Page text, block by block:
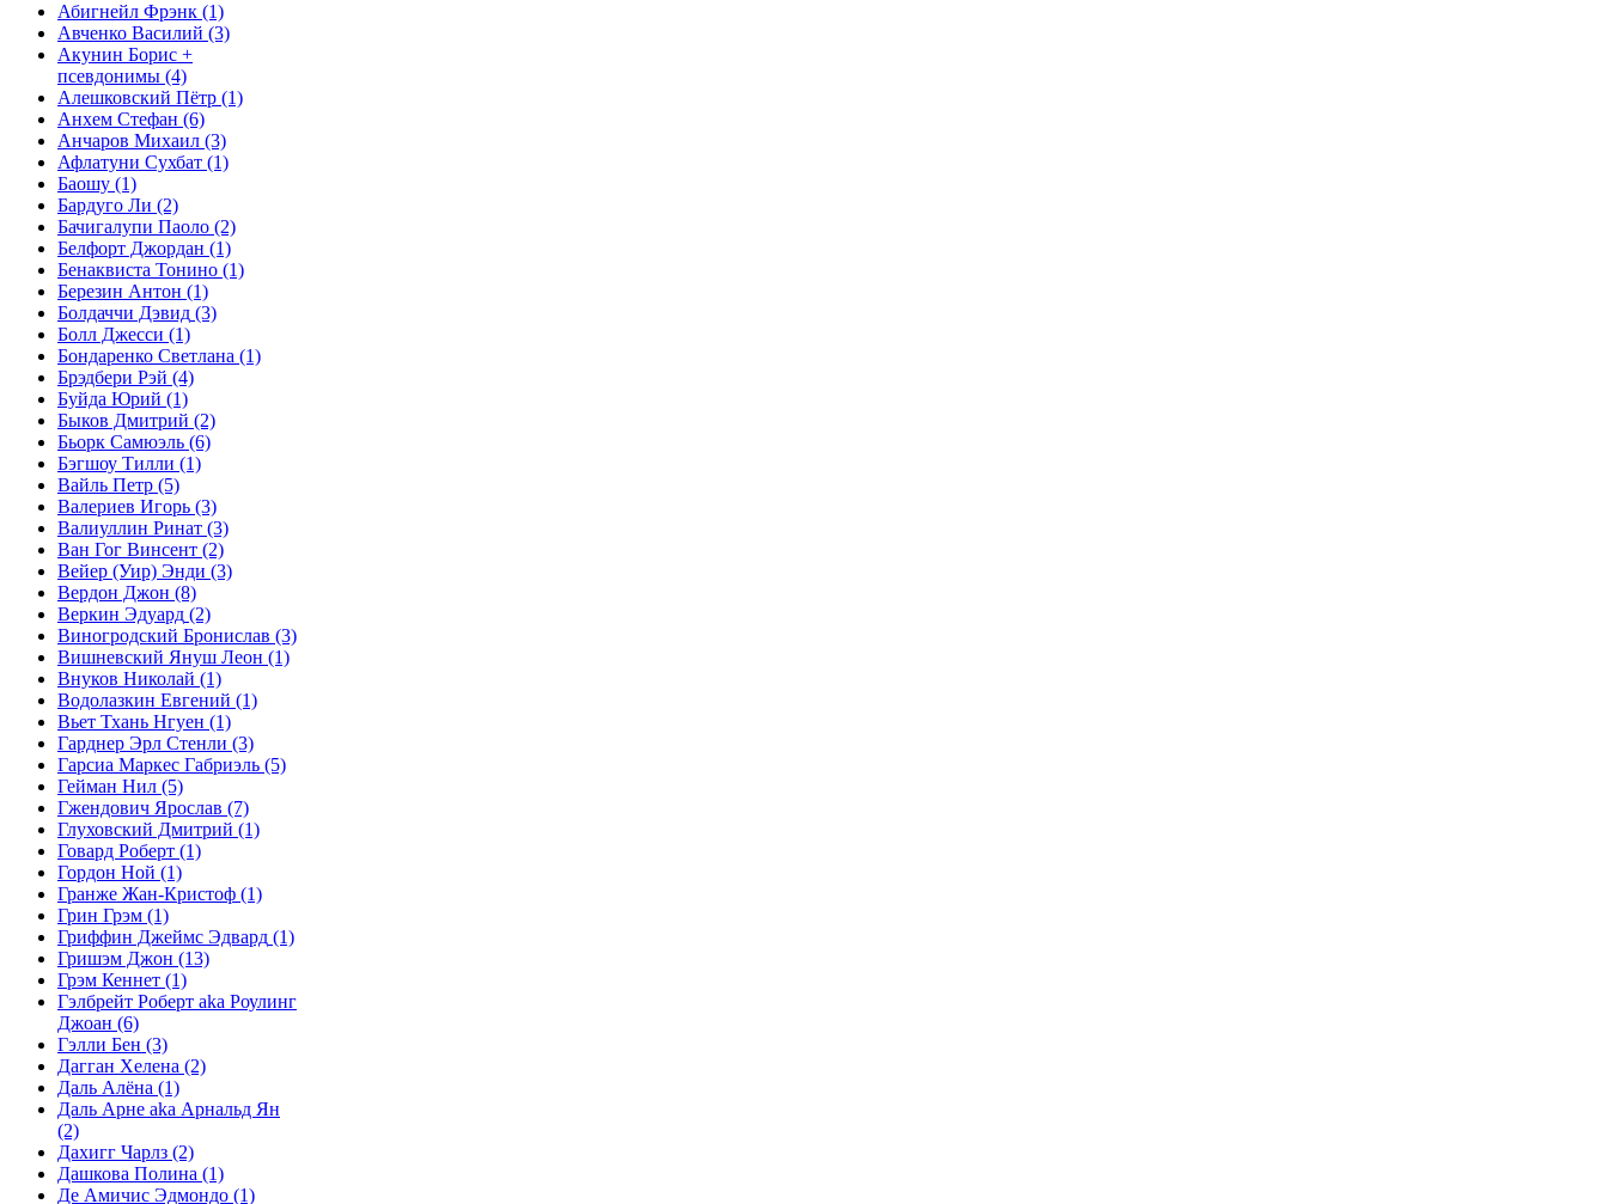
Абигнейл Фрэнк (1)
Авченко Василий (3)
Акунин Борис +
псевдонимы (4)
Алешковский Пётр (1)
Анхем Стефан (6)
Анчаров Михаил (3)
Афлатуни Сухбат (1)
Баошу (1)
Бардуго Ли (2)
Бачигалупи Паоло (2)
Белфорт Джордан (1)
Бенаквиста Тонино (1)
Березин Антон (1)
Болдаччи Дэвид (3)
Болл Джесси (1)
Бондаренко Светлана (1)
Брэдбери Рэй (4)
Буйда Юрий (1)
Быков Дмитрий (2)
Бьорк Самюэль (6)
Бэгшоу Тилли (1)
Вайль Петр (5)
Валериев Игорь (3)
Валиуллин Ринат (3)
Ван Гог Винсент (2)
Вейер (Уир) Энди (3)
Вердон Джон (8)
Веркин Эдуард (2)
Виногродский Бронислав (3)
Вишневский Януш Леон (1)
Внуков Николай (1)
Водолазкин Евгений (1)
Вьет Тхань Нгуен (1)
Гарднер Эрл Стенли (3)
Гарсиа Маркес Габриэль (5)
Гейман Нил (5)
Гжендович Ярослав (7)
Глуховский Дмитрий (1)
Говард Роберт (1)
Гордон Ной (1)
Гранже Жан-Кристоф (1)
Грин Грэм (1)
Гриффин Джеймс Эдвард (1)
Гришэм Джон (13)
Грэм Кеннет (1)
Гэлбрейт Роберт aka Роулинг
Джоан (6)
Гэлли Бен (3)
Дагган Хелена (2)
Даль Алёна (1)
Даль Арне aka Арнальд Ян
(2)
Дахигг Чарлз (2)
Дашкова Полина (1)
Де Амичис Эдмондо (1)